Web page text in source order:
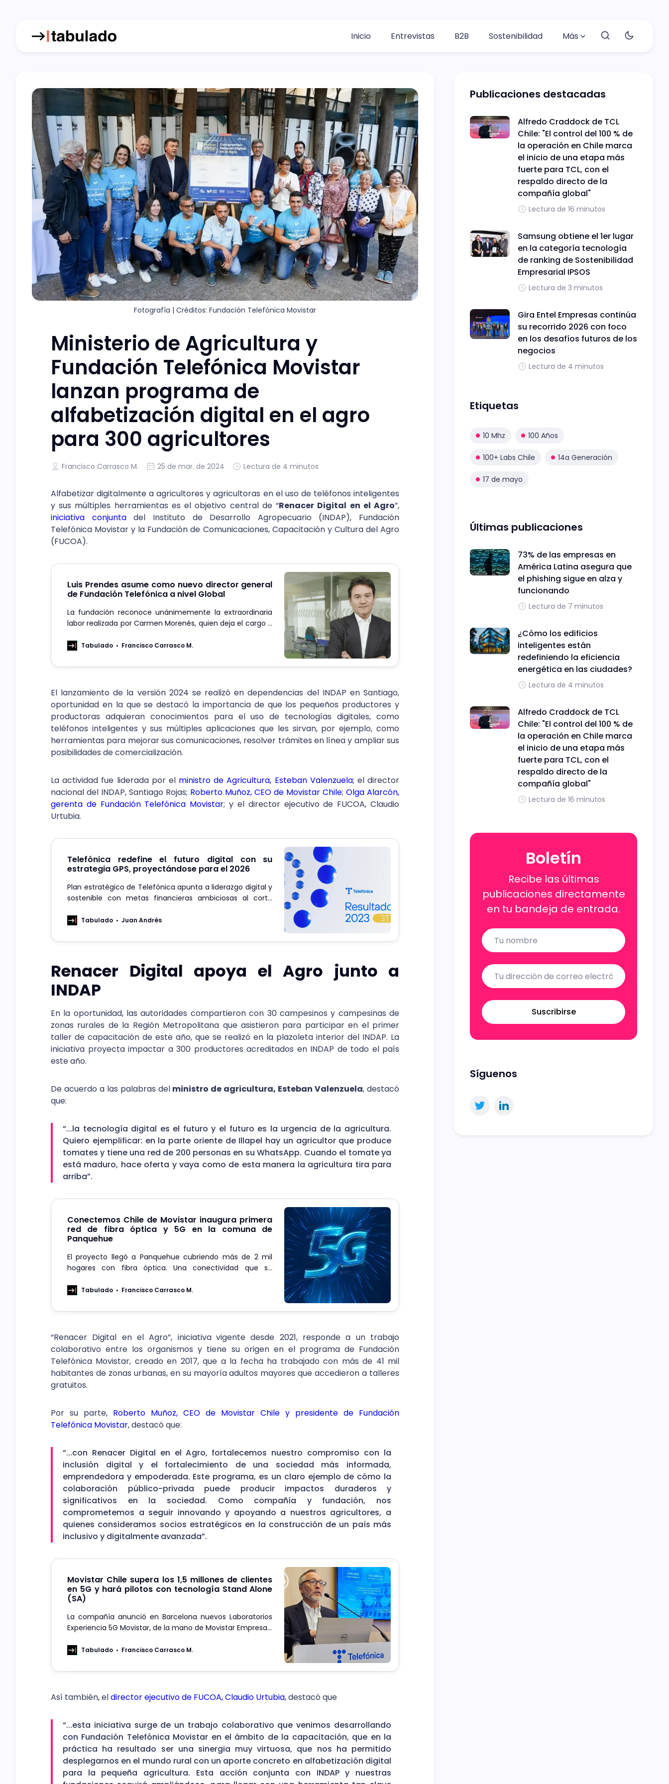
Inicio Entrevistas B2B Sostenibilidad Más
Fotografía | Créditos: Fundación Telefónica Movistar
Ministerio de Agricultura y
Fundación Telefónica Movistar
lanzan programa de
alfabetización digital en el agro
para 300 agricultores
Francisco Carrasco M. 25 de mar. de 2024 Lectura de 4 minutos
Alfabetizar digitalmente a agricultores y agricultoras en el uso de teléfonos inteligentes
y sus múltiples herramientas es el objetivo central de “Renacer Digital en el Agro”,
iniciativa conjuntadel Instituto de Desarrollo Agropecuario (INDAP), Fundación
Telefónica Movistar y la Fundación de Comunicaciones, Capacitación y Cultura del Agro
(FUCOA).
Luis Prendes asume como nuevo director general
de Fundación Telefónica a nivel Global
La fundación reconoce unánimemente la extraordinaria
labor realizada por Carmen Morenés, quien deja el cargo a
Telefónica Movistar en Chile conserva su diseño actual
Tabulado Francisco Carrasco M.
El lanzamiento de la versión 2024 se realizó en dependencias del INDAP en Santiago,
oportunidad en la que se destacó la importancia de que los pequeños productores y
productoras adquieran conocimientos para el uso de tecnologías digitales, como
teléfonos inteligentes y sus múltiples aplicaciones que les sirvan, por ejemplo, como
herramientas para mejorar sus comunicaciones, resolver trámites en línea y ampliar sus
posibilidades de comercialización.
La actividad fue liderada por el ministro de Agricultura, Esteban Valenzuela; el director
nacional del INDAP, Santiago Rojas; Roberto Muñoz, CEO de Movistar Chile; Olga Alarcón,
gerenta de Fundación Telefónica Movistar; y el director ejecutivo de FUCOA, Claudio
Urtubia.
Telefónica redefine el futuro digital con su
estrategia GPS, proyectándose para el 2026
Plan estratégico de Telefónica apunta a liderazgo digital y
sostenible con metas financieras ambiciosas al corto
Tabulado Juan Andrés
Renacer Digital apoya el Agro junto a
INDAP
En la oportunidad, las autoridades compartieron con 30 campesinos y campesinas de
zonas rurales de la Región Metropolitana que asistieron para participar en el primer
taller de capacitación de este año, que se realizó en la plazoleta interior del INDAP. La
iniciativa proyecta impactar a 300 productores acreditados en INDAP de todo el país
este año.
De acuerdo a las palabras del ministro de agricultura, Esteban Valenzuela, destacó
que:
“...la tecnología digital es el futuro y el futuro es la urgencia de la agricultura.
Quiero ejemplificar: en la parte oriente de Illapel hay un agricultor que produce
tomates y tiene una red de 200 personas en su WhatsApp. Cuando el tomate ya
está maduro, hace oferta y vaya como de esta manera la agricultura tira para
arriba”.
Conectemos Chile de Movistar inaugura primera
red de fibra óptica y 5G en la comuna de
Panquehue
El proyecto llegó a Panquehue cubriendo más de 2 mil
hogares con fibra óptica. Una conectividad que se
cerca más de 700 personas de la comuna se conecten a
Tabulado Francisco Carrasco M.
“Renacer Digital en el Agro”, iniciativa vigente desde 2021, responde a un trabajo
colaborativo entre los organismos y tiene su origen en el programa de Fundación
Telefónica Movistar, creado en 2017, que a la fecha ha trabajado con más de 41 mil
habitantes de zonas urbanas, en su mayoría adultos mayores que accedieron a talleres
gratuitos.
Por su parte, Roberto Muñoz, CEO de Movistar Chile y presidente de Fundación
Telefónica Movistar, destacó que:
“...con Renacer Digital en el Agro, fortalecemos nuestro compromiso con la
inclusión digital y el fortalecimiento de una sociedad más informada,
emprendedora y empoderada. Este programa, es un claro ejemplo de cómo la
colaboración público-privada puede producir impactos duraderos y
significativos en la sociedad. Como compañía y fundación, nos
comprometemos a seguir innovando y apoyando a nuestros agricultores, a
quienes consideramos socios estratégicos en la construcción de un país más
inclusivo y digitalmente avanzada”.
Movistar Chile supera los 1,5 millones de clientes
en 5G y hará pilotos con tecnología Stand Alone
(SA)
La compañía anunció en Barcelona nuevos Laboratorios
Experiencia 5G Movistar, de la mano de Movistar Empresas,
en Universidad de La Serena, en los que se prueba esta
Tabulado Francisco Carrasco M.
Así también, eldirector ejecutivo de FUCOA, Claudio Urtubia, destacó que
“...esta iniciativa surge de un trabajo colaborativo que venimos desarrollando
con Fundación Telefónica Movistar en el ámbito de la capacitación, que en la
práctica ha resultado ser una sinergia muy virtuosa, que nos ha permitido
desplegarnos en el mundo rural con un aporte concreto en alfabetización digital
para la pequeña agricultura. Esta acción conjunta con INDAP y nuestras
Publicaciones destacadas
Alfredo Craddock de TCL
Chile: "El control del 100 % de
la operación en Chile marca
el inicio de una etapa más
fuerte para TCL, con el
respaldo directo de la
compañía global"
Lectura de 16 minutos
Samsung obtiene el 1er lugar
en la categoría tecnología
de ranking de Sostenibilidad
Empresarial IPSOS
Lectura de 3 minutos
Gira Entel Empresas continúa
su recorrido 2026 con foco
en los desafíos futuros de los
negocios
Lectura de 4 minutos
Etiquetas
10 Mhz 100 Años
100+ Labs Chile 14a Generación
17 de mayo
Últimas publicaciones
73% de las empresas en
América Latina asegura que
el phishing sigue en alza y
funcionando
Lectura de 7 minutos
¿Cómo los edificios
inteligentes están
redefiniendo la eficiencia
energética en las ciudades?
Lectura de 4 minutos
Alfredo Craddock de TCL
Chile: "El control del 100 % de
la operación en Chile marca
el inicio de una etapa más
fuerte para TCL, con el
respaldo directo de la
compañía global"
Lectura de 16 minutos
Boletín
Recibe las últimas
publicaciones directamente
en tu bandeja de entrada.
Name
Email
Suscribirse
Síguenos